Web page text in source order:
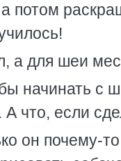
потом
а для шеи
начинать с
что, если
он почему-